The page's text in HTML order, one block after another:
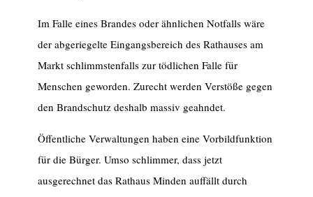
Im Falle eines Brandes oder ähnlichen Notfalls wäre
der abgeriegelte Eingangsbereich des Rathauses am
Markt schlimmstenfalls zur tödlichen Falle für
Menschen geworden. Zurecht werden Verstöße gegen
den Brandschutz deshalb massiv geahndet.
Öffentliche Verwaltungen haben eine Vorbildfunktion
für die Bürger. Umso schlimmer, dass jetzt
ausgerechnet das Rathaus Minden auffällt durch